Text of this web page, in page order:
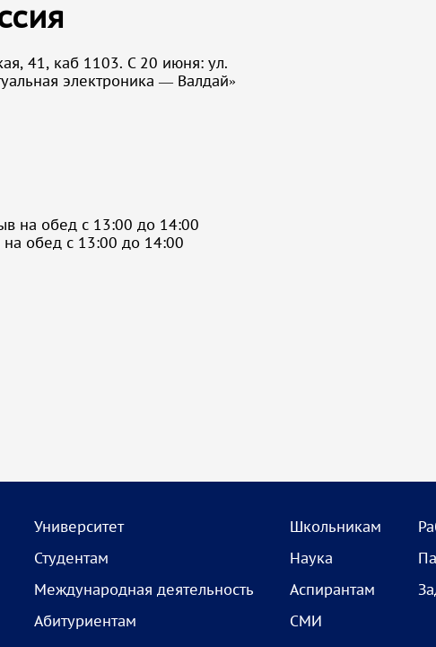
41, каб 1103. С 20 июня: ул.
электроника — Валдай»
на обед с 13:00 до 14:00
обед с 13:00 до 14:00
Университет
Студентам
Международная деятельность
Абитуриентам
Школьникам
Наука
Аспирантам
СМИ